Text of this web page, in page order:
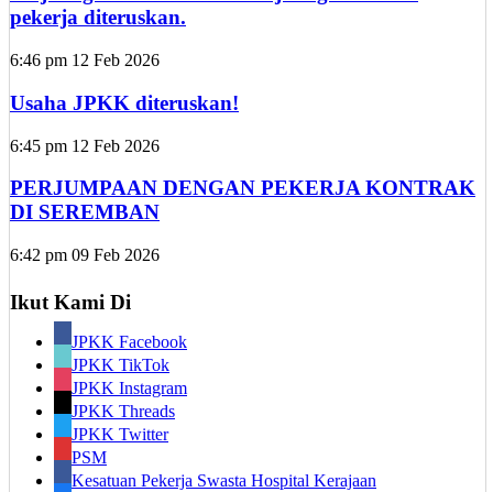
pekerja diteruskan.
6:46 pm 12 Feb 2026
Usaha JPKK diteruskan!
6:45 pm 12 Feb 2026
PERJUMPAAN DENGAN PEKERJA KONTRAK
DI SEREMBAN
6:42 pm 09 Feb 2026
Ikut Kami Di
JPKK Facebook
JPKK TikTok
JPKK Instagram
JPKK Threads
JPKK Twitter
PSM
Kesatuan Pekerja Swasta Hospital Kerajaan